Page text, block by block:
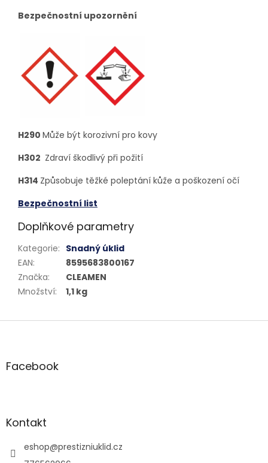
Bezpečnostní upozornění
H290 Může být korozivní pro kovy
H302 Zdraví škodlivý při požití
H314 Způsobuje těžké poleptání kůže a poškození očí
Bezpečnostní list
Doplňkové parametry
Kategorie: Snadný úklid
EAN:
8595683800167
Značka:
CLEAMEN
Množství: 1,1 kg
Z
aFacebook
Kontakt
eshop@prestizniuklid.cz